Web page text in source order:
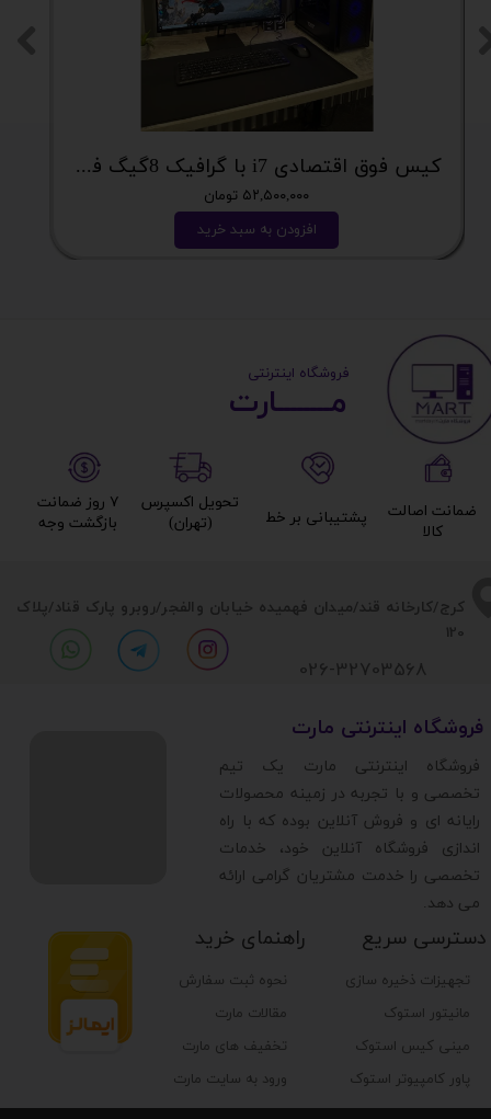
کیس فوق اقتصادی i7 با گرافیک 8گیگ فوق اکونومی کد 2162
۵۲,۵۰۰,۰۰۰ تومان
افزودن به سبد خرید
​​کرج/کارخانه قند/میدان فهمیده خیابان والفجر/روبرو پارک قناد/پلاک
120
تجهیزات ذخیره سازی
مانیتور استوک
مینی کیس استوک
پاور کامپیوتر استوک
دسترسی سریع راهنمای خرید
نحوه ثبت سفارش
مقالات مارت
تخفیف های مارت
ورود به سایت مارت
​فروشگاه اینترنتی مارت
​فروشگاه اینترنتی مارت یک تیم
تخصصی و با تجربه در زمینه محصولات
رایانه ای و فروش آنلاین بوده که با راه
اندازی فروشگاه آنلاین خود، خدمات
تخصصی را خدمت مشتریان گرامی ارائه
می دهد.
026-32703568
مــــــــارت​​​​​​
​ ​فروشگاه اینترنتی
۷ روز ضمانت
بازگشت وجه​​​​​​​
تحویل اکسپرس
(تهران)​​​​​​​
پشتیبانی بر خط​​​​​​​
ضمانت اصالت
کالا​​​​​​​